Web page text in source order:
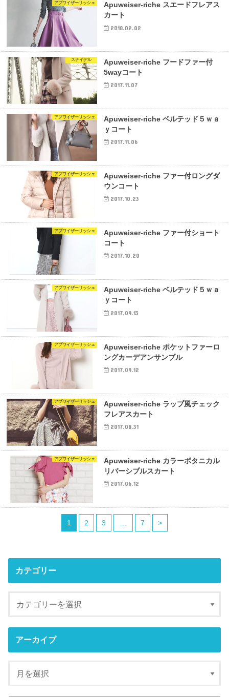
アプワイザーリッシェ
Apuweiser-riche スエードフレアス
カート
2018.02.02
スナイデル
Apuweiser-riche フードファー付
5wayコート
2017.11.07
アプワイザーリッシェ
Apuweiser-riche ベルテッド５ｗａ
ｙコート
2017.11.06
アプワイザーリッシェ
Apuweiser-riche ファー付ロングダ
ウンコート
2017.10.23
アプワイザーリッシェ
Apuweiser-riche ファー付ショート
コート
2017.10.20
アプワイザーリッシェ
Apuweiser-riche ベルテッド５ｗａ
ｙコート
2017.09.13
アプワイザーリッシェ
Apuweiser-riche ポケットファーロ
ングカーデアンサンブル
2017.09.12
アプワイザーリッシェ
Apuweiser-riche ラップ風チェック
フレアスカート
2017.08.31
アプワイザーリッシェ
Apuweiser-riche カラーボタニカル
リバーシブルスカート
2017.06.12
1 2 3 … 7 >
カテゴリー
アーカイブ